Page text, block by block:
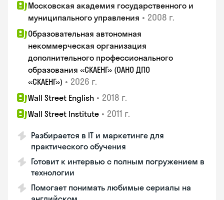
Московская академия государственного и
муниципального управления • 2008 г.
Образовательная автономная
некоммерческая организация
дополнительного профессионального
образования «СКАЕНГ» (ОАНО ДПО
«СКАЕНГ») • 2026 г.
Wall Street English • 2018 г.
Wall Street Institute • 2011 г.
Разбирается в IT и маркетинге для
практического обучения
Готовит к интервью с полным погружением в
технологии
Помогает понимать любимые сериалы на